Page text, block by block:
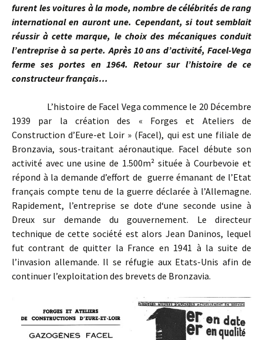
furent les voitures à la mode, nombre de célébrités de rang
international en auront une. Cependant, si tout semblait
réussir à cette marque, le choix des mécaniques conduit
l’entreprise à sa perte. Après 10 ans d’activité, Facel-Vega
ferme ses portes en 1964. Retour sur l’histoire de ce
constructeur français…
L’histoire de Facel Vega commence le 20 Décembre
1939 par la création des « Forges et Ateliers de
Construction d’Eure-et Loir » (Facel), qui est une filiale de
Bronzavia, sous-traitant aéronautique. Facel débute son
activité avec une usine de 1.500m² située à Courbevoie et
répond à la demande d’effort de guerre émanant de l’Etat
français compte tenu de la guerre déclarée à l’Allemagne.
Rapidement, l’entreprise se dote d‘une seconde usine à
Dreux sur demande du gouvernement. Le directeur
technique de cette société est alors Jean Daninos, lequel
fut contrant de quitter la France en 1941 à la suite de
l’invasion allemande. Il se réfugie aux Etats-Unis afin de
continuer l’exploitation des brevets de Bronzavia.